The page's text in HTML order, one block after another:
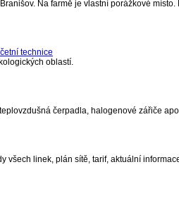
Na farmě je vlastní porážkové
technice
oblastí.
čerpadla, halogenové zářiče
všech linek, plán sítě, tarif, aktuální